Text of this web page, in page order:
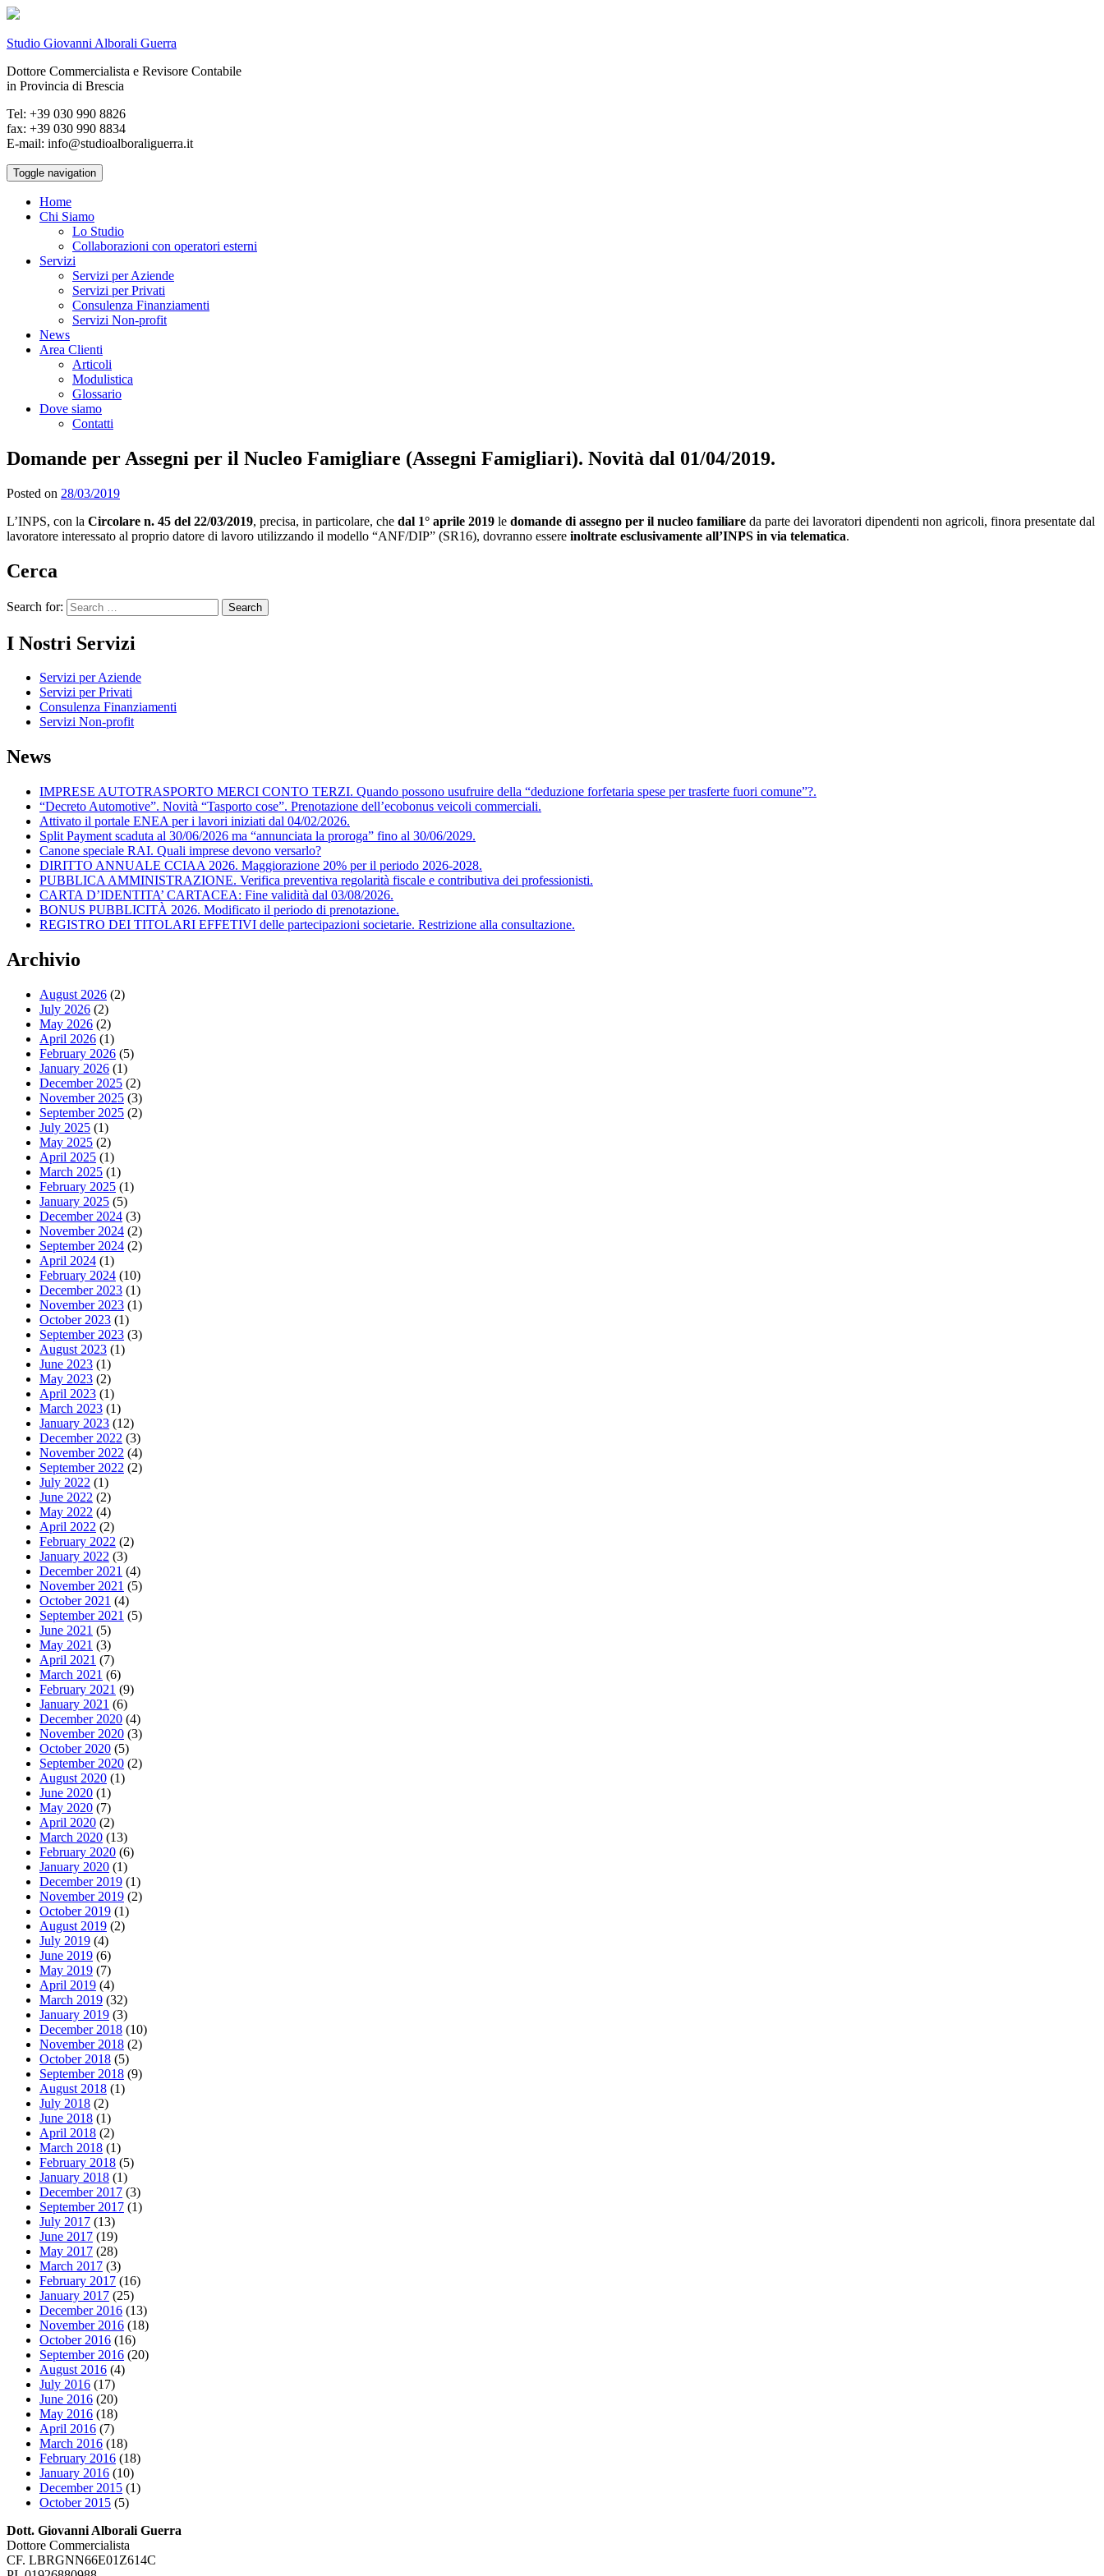
Studio Giovanni Alborali Guerra
Dottore Commercialista e Revisore Contabile
in Provincia di Brescia
Tel: +39 030 990 8826
fax: +39 030 990 8834
E-mail: info@studioalboraliguerra.it
Toggle navigation
Home
Chi Siamo
Lo Studio
Collaborazioni con operatori esterni
Servizi
Servizi per Aziende
Servizi per Privati
Consulenza Finanziamenti
Servizi Non-profit
News
Area Clienti
Articoli
Modulistica
Glossario
Dove siamo
Contatti
Domande per Assegni per il Nucleo Famigliare (Assegni Famigliari). Novità dal 01/04/2019.
Posted on 28/03/2019
L’INPS, con la Circolare n. 45 del 22/03/2019, precisa, in particolare, che dal 1° aprile 2019 le domande di assegno per il nucleo familiare da parte dei lavoratori dipendenti non agricoli, finora presentate dal
lavoratore interessato al proprio datore di lavoro utilizzando il modello “ANF/DIP” (SR16), dovranno essere inoltrate esclusivamente all’INPS in via telematica.
Cerca
Search for:
I Nostri Servizi
Servizi per Aziende
Servizi per Privati
Consulenza Finanziamenti
Servizi Non-profit
News
IMPRESE AUTOTRASPORTO MERCI CONTO TERZI. Quando possono usufruire della “deduzione forfetaria spese per trasferte fuori comune”?.
“Decreto Automotive”. Novità “Tasporto cose”. Prenotazione dell’ecobonus veicoli commerciali.
Attivato il portale ENEA per i lavori iniziati dal 04/02/2026.
Split Payment scaduta al 30/06/2026 ma “annunciata la proroga” fino al 30/06/2029.
Canone speciale RAI. Quali imprese devono versarlo?
DIRITTO ANNUALE CCIAA 2026. Maggiorazione 20% per il periodo 2026-2028.
PUBBLICA AMMINISTRAZIONE. Verifica preventiva regolarità fiscale e contributiva dei professionisti.
CARTA D’IDENTITA’ CARTACEA: Fine validità dal 03/08/2026.
BONUS PUBBLICITÀ 2026. Modificato il periodo di prenotazione.
REGISTRO DEI TITOLARI EFFETIVI delle partecipazioni societarie. Restrizione alla consultazione.
Archivio
August 2026 (2)
July 2026 (2)
May 2026 (2)
April 2026 (1)
February 2026 (5)
January 2026 (1)
December 2025 (2)
November 2025 (3)
September 2025 (2)
July 2025 (1)
May 2025 (2)
April 2025 (1)
March 2025 (1)
February 2025 (1)
January 2025 (5)
December 2024 (3)
November 2024 (2)
September 2024 (2)
April 2024 (1)
February 2024 (10)
December 2023 (1)
November 2023 (1)
October 2023 (1)
September 2023 (3)
August 2023 (1)
June 2023 (1)
May 2023 (2)
April 2023 (1)
March 2023 (1)
January 2023 (12)
December 2022 (3)
November 2022 (4)
September 2022 (2)
July 2022 (1)
June 2022 (2)
May 2022 (4)
April 2022 (2)
February 2022 (2)
January 2022 (3)
December 2021 (4)
November 2021 (5)
October 2021 (4)
September 2021 (5)
June 2021 (5)
May 2021 (3)
April 2021 (7)
March 2021 (6)
February 2021 (9)
January 2021 (6)
December 2020 (4)
November 2020 (3)
October 2020 (5)
September 2020 (2)
August 2020 (1)
June 2020 (1)
May 2020 (7)
April 2020 (2)
March 2020 (13)
February 2020 (6)
January 2020 (1)
December 2019 (1)
November 2019 (2)
October 2019 (1)
August 2019 (2)
July 2019 (4)
June 2019 (6)
May 2019 (7)
April 2019 (4)
March 2019 (32)
January 2019 (3)
December 2018 (10)
November 2018 (2)
October 2018 (5)
September 2018 (9)
August 2018 (1)
July 2018 (2)
June 2018 (1)
April 2018 (2)
March 2018 (1)
February 2018 (5)
January 2018 (1)
December 2017 (3)
September 2017 (1)
July 2017 (13)
June 2017 (19)
May 2017 (28)
March 2017 (3)
February 2017 (16)
January 2017 (25)
December 2016 (13)
November 2016 (18)
October 2016 (16)
September 2016 (20)
August 2016 (4)
July 2016 (17)
June 2016 (20)
May 2016 (18)
April 2016 (7)
March 2016 (18)
February 2016 (18)
January 2016 (10)
December 2015 (1)
October 2015 (5)
Dott. Giovanni Alborali Guerra
Dottore Commercialista
CF. LBRGNN66E01Z614C